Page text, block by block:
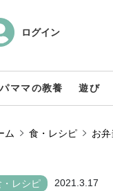
ログイン
ママの教養 遊び
ム 食・レシピ お弁
・レシピ 2021.3.17